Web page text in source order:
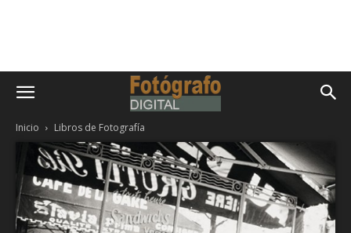
Inicio Libros de Fotografía